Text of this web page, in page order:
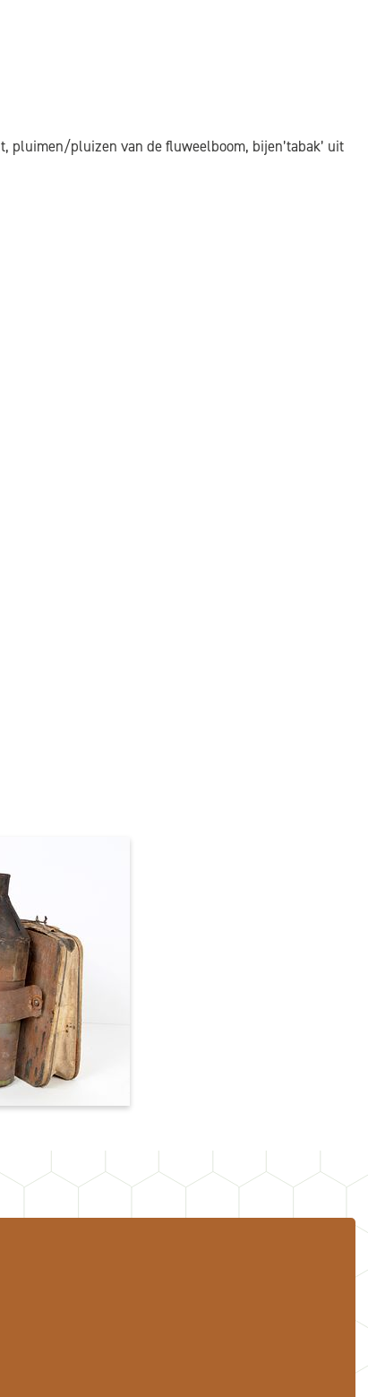
pluizen van de fluweelboom, bijen’tabak’ uit